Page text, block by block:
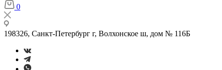
0
198326, Санкт-Петербург г, Волхонское ш, дом № 116Б